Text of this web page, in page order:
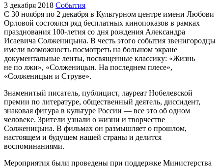
3 декабря 2018 События
С 30 ноября по 2 декабря в Культурном центре имени Любови
Орловой состоялся ряд бесплатных кинопоказов в рамках
празднования 100-летия со дня рождения Александра
Исаевича Солженицына. В честь этого события звенигородцы
имели возможность посмотреть на большом экране
документальные ленты, посвященные классику: «Жизнь
не по лжи», «Солженицын. На последнем плесе»,
«Солженицын и Струве».
Знаменитый писатель, публицист, лауреат Нобелевской
премии по литературе, общественный деятель, диссидент,
знаковая фигура в культуре России — все это об одном
человеке. Зрители узнали о жизни и творчестве
Солженицына. В фильмах он размышляет о прошлом,
настоящем и будущем нашей страны и делится
воспоминаниями.
Мероприятия были проведены при поддержке Министерства